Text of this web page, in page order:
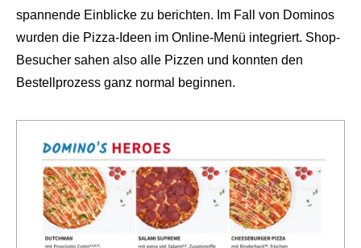
spannende Einblicke zu berichten. Im Fall von Dominos
wurden die Pizza-Ideen im Online-Menü integriert. Shop-
Besucher sahen also alle Pizzen und konnten den
Bestellprozess ganz normal beginnen.